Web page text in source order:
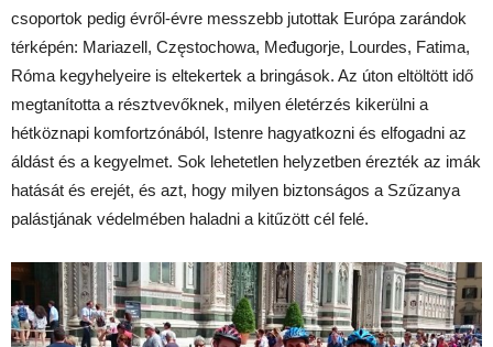
csoportok pedig évről-évre messzebb jutottak Európa zarándok
térképén: Mariazell, Częstochowa, Međugorje, Lourdes, Fatima,
Róma kegyhelyeire is eltekertek a bringások. Az úton eltöltött idő
megtanította a résztvevőknek, milyen életérzés kikerülni a
hétköznapi komfortzónából, Istenre hagyatkozni és elfogadni az
áldást és a kegyelmet. Sok lehetetlen helyzetben érezték az imák
hatását és erejét, és azt, hogy milyen biztonságos a Szűzanya
palástjának védelmében haladni a kitűzött cél felé.